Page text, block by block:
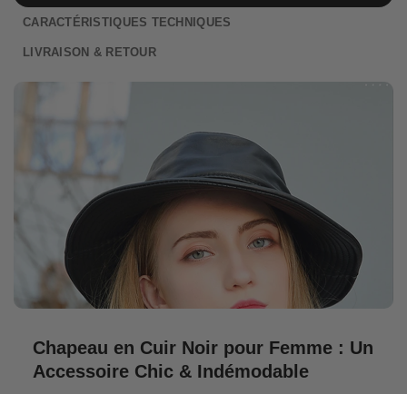
CARACTÉRISTIQUES TECHNIQUES
LIVRAISON & RETOUR
Chapeau en Cuir Noir pour Femme : Un
Accessoire Chic & Indémodable